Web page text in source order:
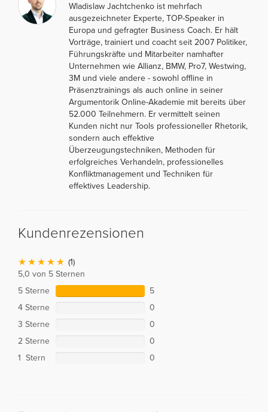
Wladislaw Jachtchenko ist mehrfach
ausgezeichneter Experte, TOP-Speaker in
Europa und gefragter Business Coach. Er hält
Vorträge, trainiert und coacht seit 2007 Politiker,
Führungskräfte und Mitarbeiter namhafter
Unternehmen wie Allianz, BMW, Pro7, Westwing,
3M und viele andere - sowohl offline in
Präsenztrainings als auch online in seiner
Argumentorik Online-Akademie mit bereits über
52.000 Teilnehmern. Er vermittelt seinen
Kunden nicht nur Tools professioneller Rhetorik,
sondern auch effektive
Überzeugungstechniken, Methoden für
erfolgreiches Verhandeln, professionelles
Konfliktmanagement und Techniken für
effektives Leadership.
Kundenrezensionen
(1)
5,0 von 5 Sternen
5 Sterne
5
4 Sterne
0
3 Sterne
0
2 Sterne
0
1 Stern
0